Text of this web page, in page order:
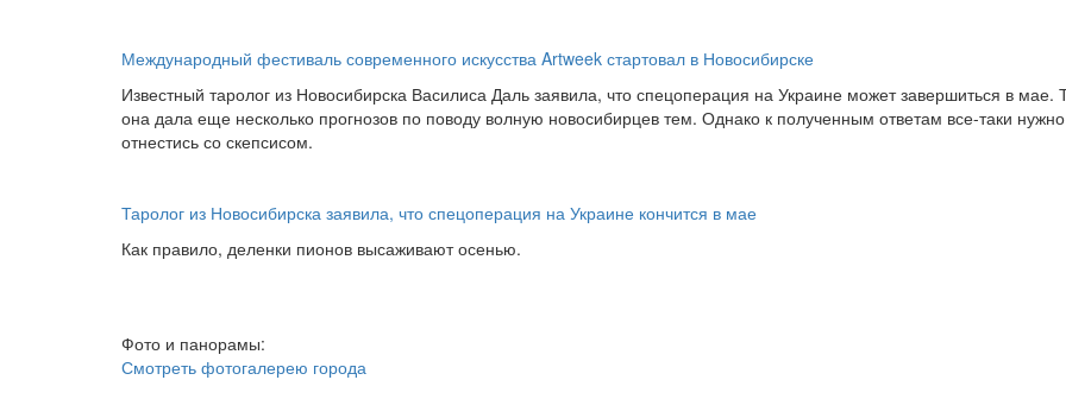
Международный фестиваль современного искусства Artweek стартовал в Новосибирске
Известный таролог из Новосибирска Василиса Даль заявила, что спецоперация на Украине может завершиться в мае.
она дала еще несколько прогнозов по поводу волную новосибирцев тем. Однако к полученным ответам все-таки нужно
отнестись со скепсисом.
Таролог из Новосибирска заявила, что спецоперация на Украине кончится в мае
Как правило, деленки пионов высаживают осенью.
Фото и панорамы:
Смотреть фотогалерею города